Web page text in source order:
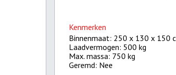
Kenmerken
Binnenmaat: 250 x 130 x 150
Laadvermogen: 500 kg
Max. massa: 750 kg
Geremd: Nee